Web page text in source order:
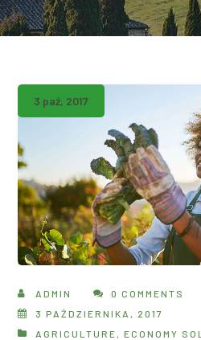
3 paź, 2017
ADMIN
0 COMMENTS
3 PAŹDZIERNIKA, 2017
AGRICULTURE
,ECONOMY